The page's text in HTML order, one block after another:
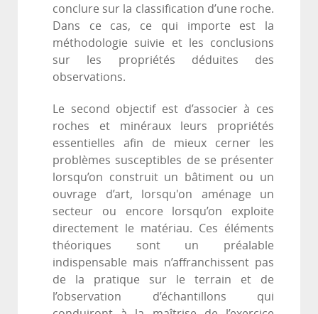
conclure sur la classification d’une roche.
Dans ce cas, ce qui importe est la
méthodologie suivie et les conclusions
sur les propriétés déduites des
observations.
Le second objectif est d’associer à ces
roches et minéraux leurs propriétés
essentielles afin de mieux cerner les
problèmes susceptibles de se présenter
lorsqu’on construit un bâtiment ou un
ouvrage d’art, lorsqu'on aménage un
secteur ou encore lorsqu’on exploite
directement le matériau. Ces éléments
théoriques sont un préalable
indispensable mais n’affranchissent pas
de la pratique sur le terrain et de
l’observation d’échantillons qui